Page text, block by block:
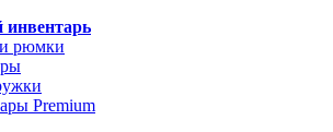
рюмки
Premium